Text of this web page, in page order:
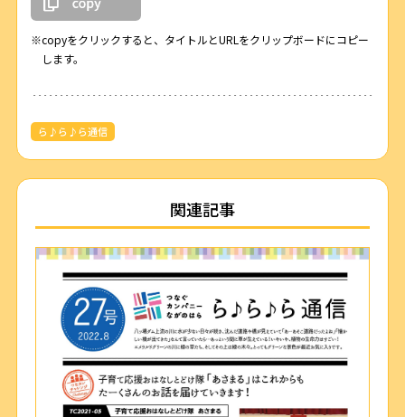
※copyをクリックすると、タイトルとURLをクリップボードにコピー
します。
ら♪ら♪ら通信
関連記事